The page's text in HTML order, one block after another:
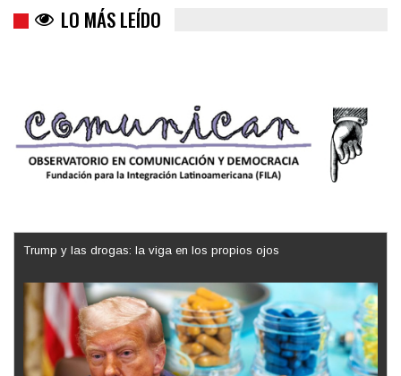
LO MÁS LEÍDO
Trump y las drogas: la viga en los propios ojos